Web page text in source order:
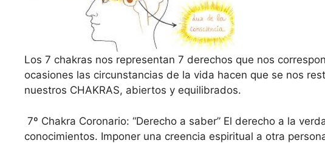
Los 7 chakras nos representan 7 derechos que nos
ocasiones las circunstancias de la vida hacen que se nos
nuestros CHAKRAS, abiertos y equilibrados.
7º Chakra Coronario: “Derecho a saber” El derecho a la
conocimientos. Imponer una creencia espiritual a otra